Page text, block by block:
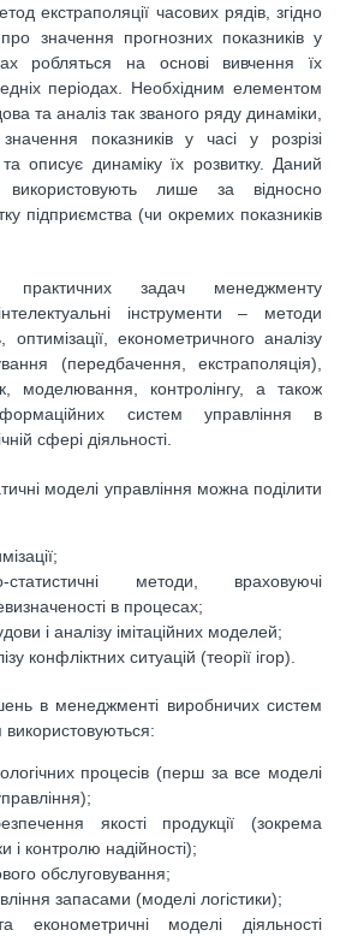
екстраполяції часових рядів, згідно
значення прогнозних показників у
робляться на основі вивчення їх
періодах. Необхідним елементом
та аналіз так званого ряду динаміки,
показників у часі у розрізі
описує динаміку їх розвитку. Даний
використовують лише за відносно
підприємства (чи окремих показників
практичних задач менеджменту
інструменти – методи
оптимізації, економетричного аналізу
(передбачення, екстраполяція),
моделювання, контролінгу, а також
систем управління в
сфері діяльності.
моделі управління можна поділити
статистичні методи, враховуючі
в процесах;
і аналізу імітаційних моделей;
конфліктних ситуацій (теорії ігор).
в менеджменті виробничих систем
використовуються:
процесів (перш за все моделі
якості продукції (зокрема
і контролю надійності);
обслуговування;
запасами (моделі логістики);
та економетричні моделі діяльності